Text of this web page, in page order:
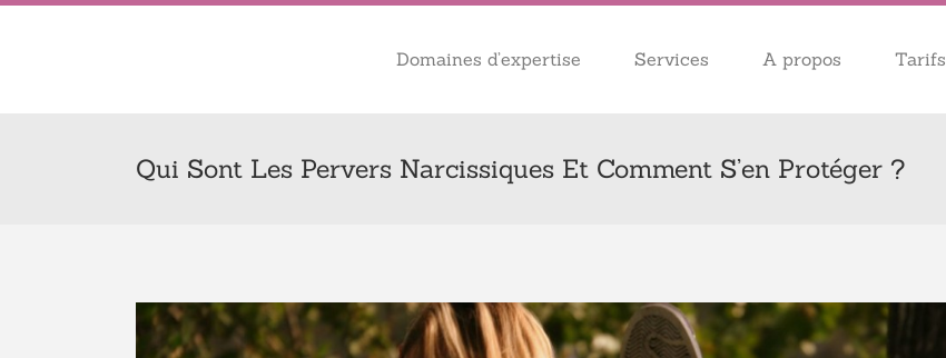
Domaines d’expertise Services A propos Tarifs
Qui Sont Les Pervers Narcissiques Et Comment S’en Protéger ?